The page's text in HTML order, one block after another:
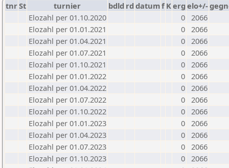
tnrSt turnier bdld rd datumf Kerg elo+/-
Elozahl per 01.10.2020
0 2066
Elozahl per 01.01.2021
0 2066
Elozahl per 01.04.2021
0 2066
Elozahl per 01.07.2021
0 2066
Elozahl per 01.10.2021
0 2066
Elozahl per 01.01.2022
0 2066
Elozahl per 01.04.2022
0 2066
Elozahl per 01.07.2022
0 2066
Elozahl per 01.10.2022
0 2066
Elozahl per 01.01.2023
0 2066
Elozahl per 01.04.2023
0 2066
Elozahl per 01.07.2023
0 2066
Elozahl per 01.10.2023
0 2066